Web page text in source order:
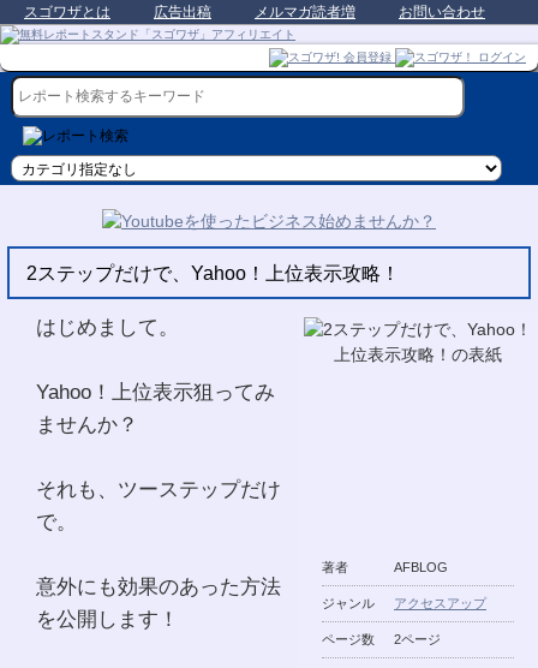
スゴワザとは 広告出稿 メルマガ読者増 お問い合わせ
2ステップだけで、Yahoo！上位表示攻略！
著者 AFBLOG
ジャンル アクセスアップ
ページ数 2ページ
はじめまして。
Yahoo！上位表示狙ってみ
ませんか？
それも、ツーステップだけ
で。
意外にも効果のあった方法
を公開します！